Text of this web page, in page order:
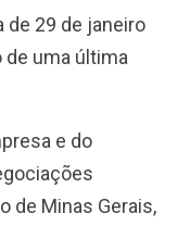
de 29 de janeiro
uma última
e do
de Minas Gerais,